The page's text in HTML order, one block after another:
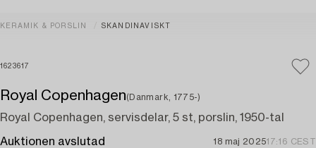
KERAMIK & PORSLIN SKANDINAVISKT
1623617
Royal Copenhagen(Danmark, 1775-)
Royal Copenhagen, servisdelar, 5 st, porslin, 1950-tal
Auktionen avslutad 18 maj 202517:16 CEST